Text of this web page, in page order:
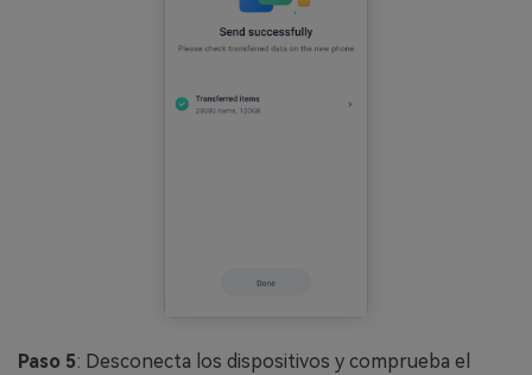
Paso 5: Desconecta los dispositivos y comprueba el